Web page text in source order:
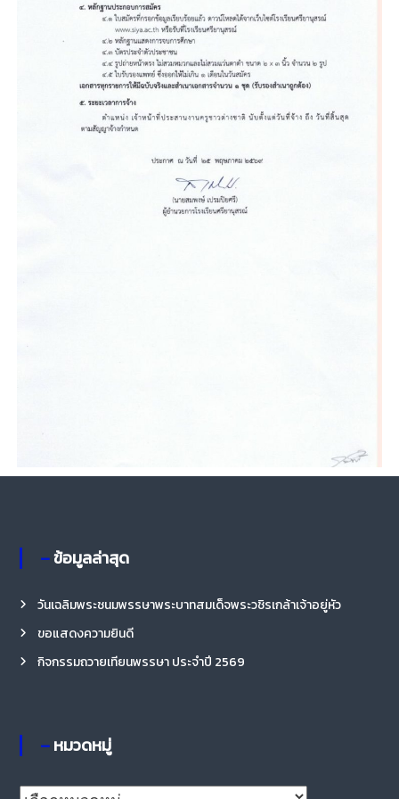
– ข้อมูลล่าสุด
วันเฉลิมพระชนมพรรษาพระบาทสมเด็จพระวชิรเกล้าเจ้าอยู่หัว
ขอแสดงความยินดี
กิจกรรมถวายเทียนพรรษา ประจำปี 2569
– หมวดหมู่